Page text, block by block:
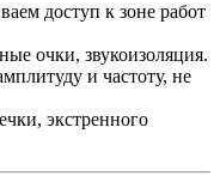
доступ к зоне работ
очки, звукоизоляция.
и частоту, не
экстренного